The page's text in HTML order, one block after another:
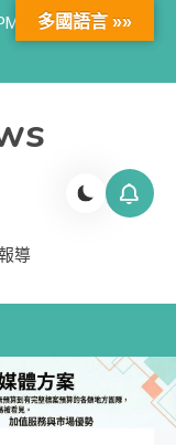
導
多國語言 »»